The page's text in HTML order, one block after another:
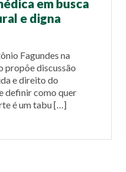
em busca
e digna
Fagundes na
propõe discussão
e direito do
definir como quer
é um tabu […]